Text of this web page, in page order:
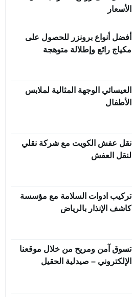
الأسعار
أفضل أنواع برونزر للحصول على
مكياج رائع وإطلالة متوهجة
العيسائي الوجهة المثالية لملابس
الأطفال
نقل عفش الكويت مع شركة نقلي
لنقل العفش
تركيب ادوات السلامة مع مؤسسة
كاشف الإنذار بالرياض
تسوق آمن ومريح من خلال موقعنا
الإلكتروني – صيدلية الحقيل